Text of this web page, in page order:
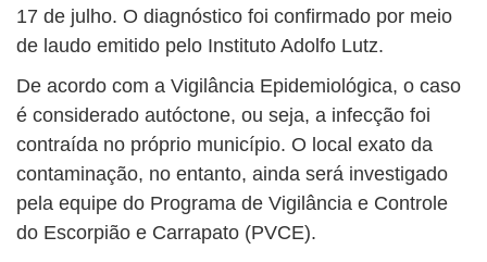
17 de julho. O diagnóstico foi confirmado por meio
de laudo emitido pelo Instituto Adolfo Lutz.
De acordo com a Vigilância Epidemiológica, o caso
é considerado autóctone, ou seja, a infecção foi
contraída no próprio município. O local exato da
contaminação, no entanto, ainda será investigado
pela equipe do Programa de Vigilância e Controle
do Escorpião e Carrapato (PVCE).